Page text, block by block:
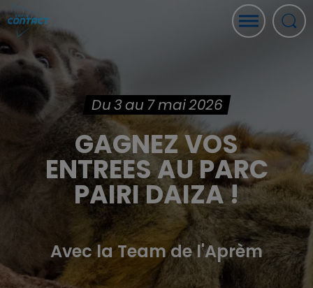
Du 3 au 7 mai 2026
GAGNEZ VOS
ENTREES AU PARC
PAIRI DAIZA !
Avec la Team de l'Aprèm